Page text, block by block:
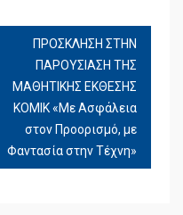
ΠΡΟΣΚΛΗΣΗ ΣΤΗΝ
ΠΑΡΟΥΣΙΑΣΗ ΤΗΣ
ΜΑΘΗΤΙΚΗΣ ΕΚΘΕΣΗΣ
ΚΟΜΙΚ «Με Ασφάλεια
στον Προορισμό, με
Φαντασία στην Τέχνη»